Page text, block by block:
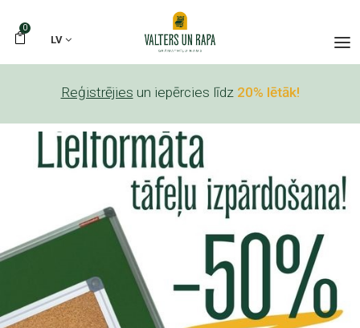
0
LV
Reģistrējies un iepērcies līdz 20% lētāk!